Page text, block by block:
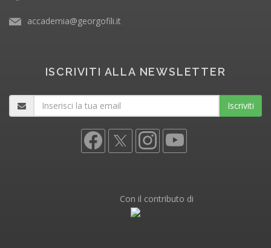
accademia@georgofili.it
ISCRIVITI ALLA NEWSLETTER
Iscriviti
Con il contributo di